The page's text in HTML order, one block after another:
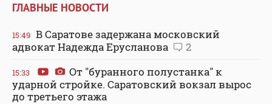
ГЛАВНЫЕ НОВОСТИ
15:49 В Саратове задержана московский
адвокат Надежда Ерусланова
2
15:33
От "буранного полустанка" к
ударной стройке. Саратовский вокзал вырос
до третьего этажа